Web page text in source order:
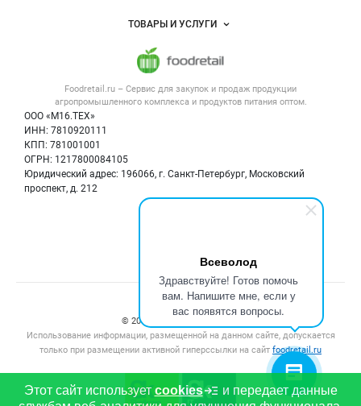
Всеволод
Здравствуйте! Готов помочь
вам. Напишите мне, если у
вас появятся вопросы.
Новосибирская область
Новосибирск
Заказать
185 ₽
целая(рулька)
7 авг 2026
Лопатка свиная нк
Россия Новосибирская область Новосибирск
Заказать
40 ₽
Шкура свиная
Смотреть объявление
Россия Новосибирская область
Заказать
Foodretail.ru – Сервис для закупок и продаж продукции
агропромышленного комплекса и продуктов питания оптом.
ООО «М16.ТЕХ»
ИНН: 7810920111
КПП: 781001001
ОГРН: 1217800084105
Юридический адрес: 196066, г. Санкт-Петербург, Московский
проспект, д. 212
Размещение рекламы
Публичная оферта
Контактная информация
Политика обработки персональных данных
Объявления
Новости рынка
Вакансии
ТОВАРЫ И УСЛУГИ
Напитки, соки, вода
Оборудование для пищепрома
Информация о компаниях
Карта объявлений
Счетчики, авторское право, логотипы
© 2008‑2026 ООО “М16.Тех”.
Использование информации, размещенной на данном сайте, допускается
только при размещении активной гиперссылки на сайт foodretail.ru
Этот сайт использует cookies
и передает данные